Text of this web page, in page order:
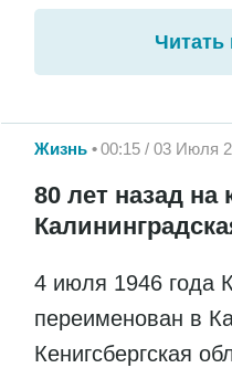
Жизнь 00:15 / 03 Июля
80 лет назад на
4 июля 1946 года
переименован в
Кенигсбергская